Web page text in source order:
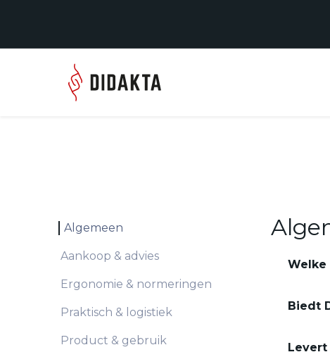
Algemeen
Aankoop & advies
Ergonomie & normeringen
Praktisch & logistiek
Product & gebruik
Welke
Biedt